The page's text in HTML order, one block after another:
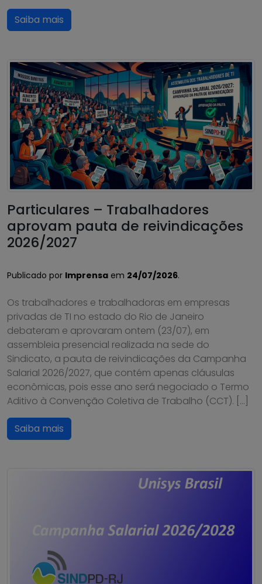
Saiba mais
Particulares – Trabalhadores
aprovam pauta de reivindicações
2026/2027
Publicado por Imprensa em 24/07/2026.
Os trabalhadores e trabalhadoras em empresas
privadas de TI no estado do Rio de Janeiro
debateram e aprovaram ontem (23/07), em
assembleia presencial realizada na sede do
Sindicato, a pauta de reivindicações da Campanha
Salarial 2026/2027, que contém apenas cláusulas
econômicas, pois esse ano será negociado o Termo
Aditivo à Convenção Coletiva de Trabalho (CCT). […]
Saiba mais